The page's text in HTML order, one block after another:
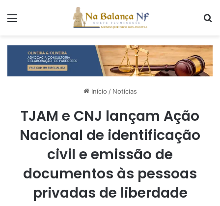
Início / Notícias
TJAM e CNJ lançam Ação
Nacional de identificação
civil e emissão de
documentos às pessoas
privadas de liberdade